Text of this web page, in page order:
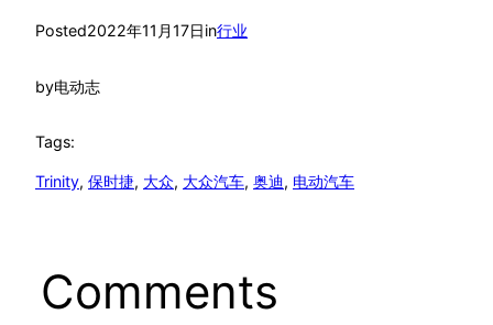
Posted2022年11月17日in行业
by电动志
Tags:
Trinity, 保时捷, 大众, 大众汽车, 奥迪, 电动汽车
Comments